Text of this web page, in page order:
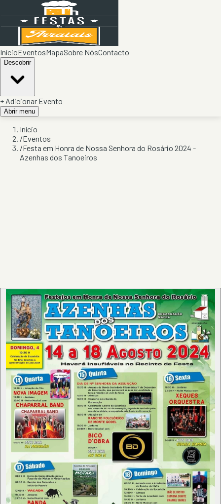
InícioEventosMapaSobre NósContacto
Descobrir
+ Adicionar Evento
Abrir menu
Início
/Eventos
/Festa em Honra de Nossa Senhora do Rosário 2024 -
Azenhas dos Tanoeiros